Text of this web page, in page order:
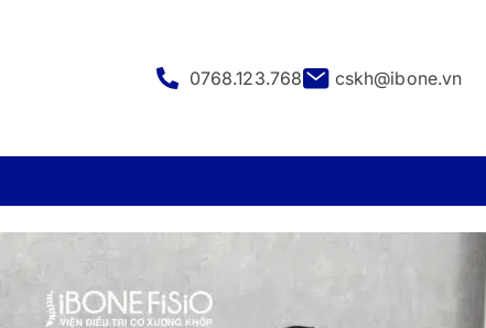
0768.123.768 cskh@ibone.vn